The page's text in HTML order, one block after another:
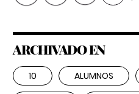
ARCHIVADO EN
10 ALUMNOS